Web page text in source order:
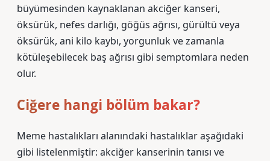
büyümesinden kaynaklanan akciğer kanseri,
öksürük, nefes darlığı, göğüs ağrısı, gürültü veya
öksürük, ani kilo kaybı, yorgunluk ve zamanla
kötüleşebilecek baş ağrısı gibi semptomlara neden
olur.
Ciğere hangi bölüm bakar?
Meme hastalıkları alanındaki hastalıklar aşağıdaki
gibi listelenmiştir: akciğer kanserinin tanısı ve